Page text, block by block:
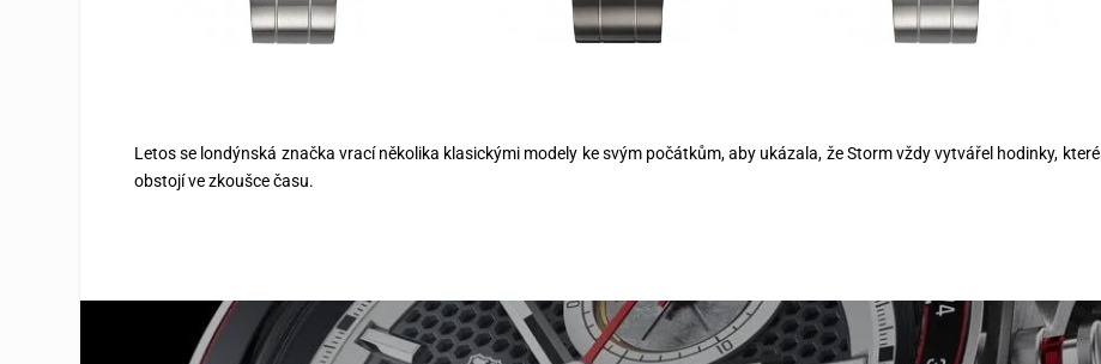
Letos se londýnská značka vrací několika klasickými modely ke svým počátkům, aby ukázala, že Storm vždy vytvářel hodinky, které
obstojí ve zkoušce času.